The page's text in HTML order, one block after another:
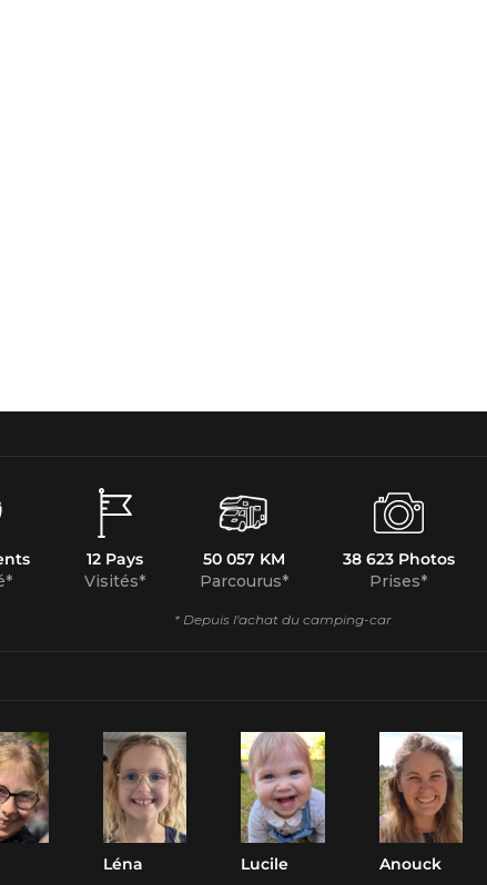
12 Pays
Visités*
50 057 KM
Parcourus*
38 623 Photos
Prises*
* Depuis l'achat du camping-car
Léna Lucile Anouck